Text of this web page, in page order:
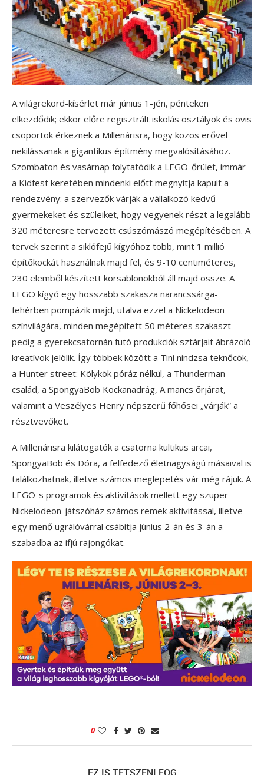
A világrekord-kísérlet már június 1-jén, pénteken
elkezdődik; ekkor előre regisztrált iskolás osztályok és ovis
csoportok érkeznek a Millenárisra, hogy közös erővel
nekilássanak a gigantikus építmény megvalósításához.
Szombaton és vasárnap folytatódik a LEGO-őrület, immár
a Kidfest keretében mindenki előtt megnyitja kapuit a
rendezvény: a szervezők várják a vállalkozó kedvű
gyermekeket és szüleiket, hogy vegyenek részt a legalább
320 méteresre tervezett csúszómászó megépítésében. A
tervek szerint a siklófejű kígyóhoz több, mint 1 millió
építőkockát használnak majd fel, és 9-10 centiméteres,
230 elemből készített körsablonokból áll majd össze. A
LEGO kígyó egy hosszabb szakasza narancssárga-
fehérben pompázik majd, utalva ezzel a Nickelodeon
színvilágára, minden megépített 50 méteres szakaszt
pedig a gyerekcsatornán futó produkciók sztárjait ábrázoló
kreatívok jelölik. Így többek között a Tini nindzsa teknőcök,
a Hunter street: Kölykök póráz nélkül, a Thunderman
család, a SpongyaBob Kockanadrág, A mancs őrjárat,
valamint a Veszélyes Henry népszerű főhősei „várják” a
résztvevőket.
A Millenárisra kilátogatók a csatorna kultikus arcai,
SpongyaBob és Dóra, a felfedező életnagyságú másaival is
találkozhatnak, illetve számos meglepetés vár még rájuk. A
LEGO-s programok és aktivitások mellett egy szuper
Nickelodeon-játszóház számos remek aktivitással, illetve
egy menő ugrálóvárral csábítja június 2-án és 3-án a
szabadba az ifjú rajongókat.
0